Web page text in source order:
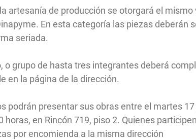
artesanía de producción se otorgará el
En esta categoría las piezas deberán
seriada.
o grupo de hasta tres integrantes deberá
en la página de la dirección.
podrán presentar sus obras entre el martes
horas, en Rincón 719, piso 2. Quienes
por encomienda a la misma dirección